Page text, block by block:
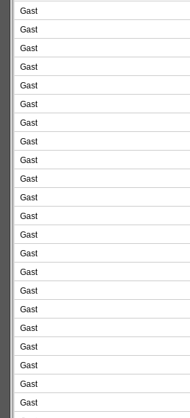
Gast
Gast
Gast
Gast
Gast
Gast
Gast
Gast
Gast
Gast
Gast
Gast
Gast
Gast
Gast
Gast
Gast
Gast
Gast
Gast
Gast
Gast